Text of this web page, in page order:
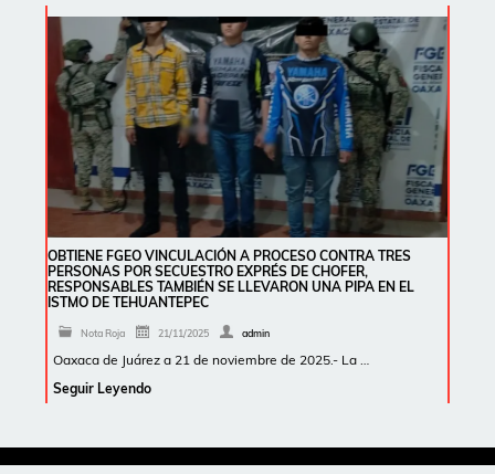
OBTIENE FGEO VINCULACIÓN A PROCESO CONTRA TRES
PERSONAS POR SECUESTRO EXPRÉS DE CHOFER,
RESPONSABLES TAMBIÉN SE LLEVARON UNA PIPA EN EL
ISTMO DE TEHUANTEPEC
Nota Roja 21/11/2025 admin
Oaxaca de Juárez a 21 de noviembre de 2025.- La …
Seguir Leyendo